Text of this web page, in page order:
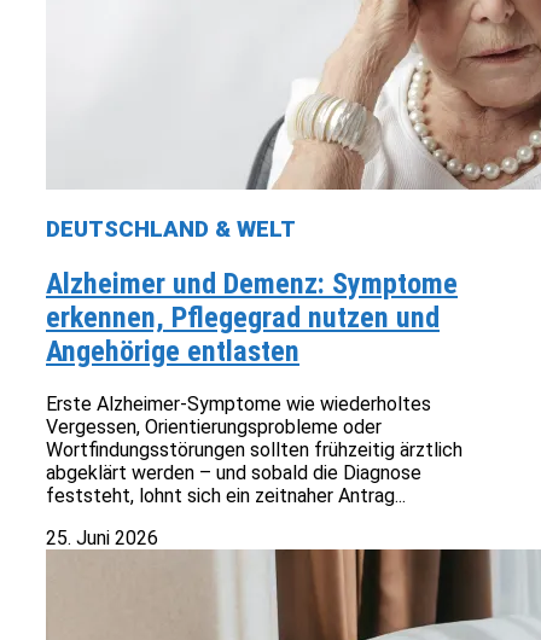
DEUTSCHLAND & WELT
Alzheimer und Demenz: Symptome
erkennen, Pflegegrad nutzen und
Angehörige entlasten
Erste Alzheimer-Symptome wie wiederholtes
Vergessen, Orientierungsprobleme oder
Wortfindungsstörungen sollten frühzeitig ärztlich
abgeklärt werden – und sobald die Diagnose
feststeht, lohnt sich ein zeitnaher Antrag...
25. Juni 2026